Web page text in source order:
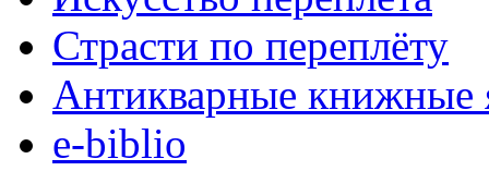
Страсти по переплёту
Антикварные книжные
e-biblio